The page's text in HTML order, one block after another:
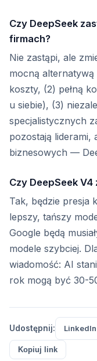
Czy DeepSeek
firmach?
Nie zastąpi, ale
mocną
koszty, (2) pełną
u siebie), (3)
specjalistycznych
pozostają liderami,
biznesowych —
Czy DeepSeek V4
Tak, będzie presja
lepszy, tańszy
Google będą
modele szybciej.
wiadomość: AI
rok mogą być 30-
Udostępnij: LinkedIn
Kopiuj link